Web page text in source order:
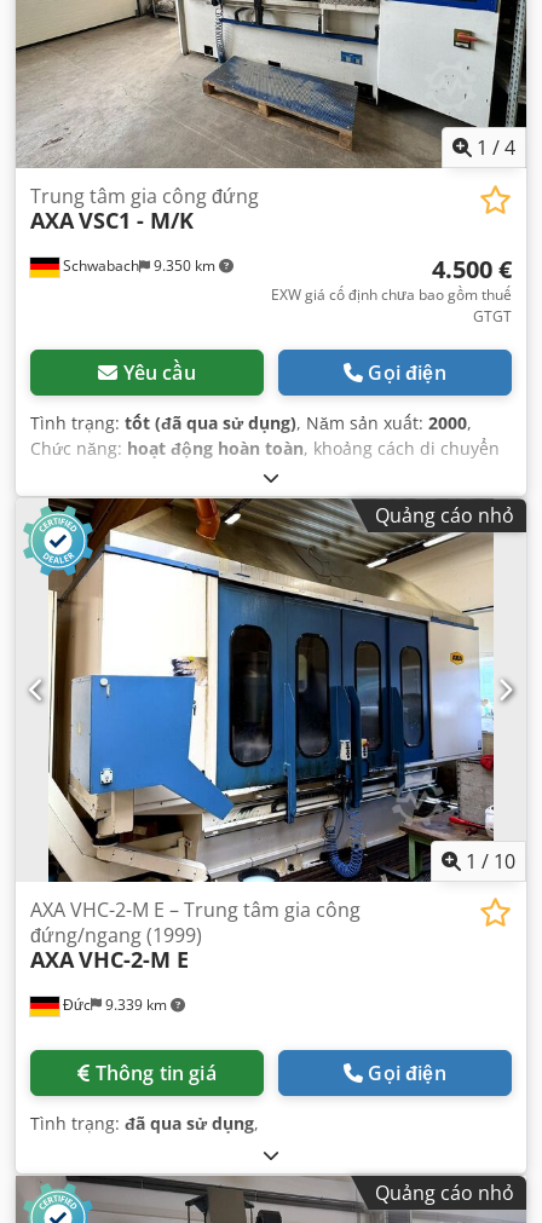
1 /4
Schwabach 9.350 km
Trung tâm gia công đứng
AXAVSC1 - M/K
4.500 €
EXW giá cố định chưa bao gồm thuế
GTGT
Yêu cầu Gọi điện
Tình trạng: tốt (đã qua sử dụng), Năm sản xuất: 2000,
Chức năng: hoạt động hoàn toàn, khoảng cách di chuyển
, khoảng cách di chuyển trục Y:
khoảng cách di chuyển trục Z:480 mm, tốc độ quay (tối
đa):6.000 vòng/phút, tốc độ trục chính (tối đa): 3.500
vòng/phút, loại dòng điện đầu vào:Điều hòa không khí,
Thiết bị:
tốc độ quay thay đổi vô cấp,
Quảng cáo nhỏ
1 / 10
Đức 9.339 km
AXA VHC-2-M E – Trung tâm gia công
đứng/ngang (1999)
AXAVHC-2-M E
Thông tin giá Gọi điện
Tình trạng: đã qua sử dụng,
Quảng cáo nhỏ